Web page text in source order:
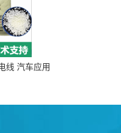
线 汽车应用